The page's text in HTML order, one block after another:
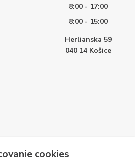
8:00 - 17:00
8:00 - 15:00
Herlianska 59
040 14 Košice
cookies